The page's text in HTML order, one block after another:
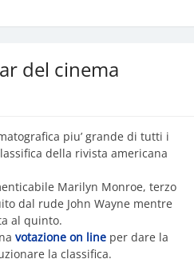
del cinema
piu’ grande di tutti i
della rivista americana
Marilyn Monroe, terzo
dal rude John Wayne mentre
al quinto.
votazione on line per dare la
la classifica.